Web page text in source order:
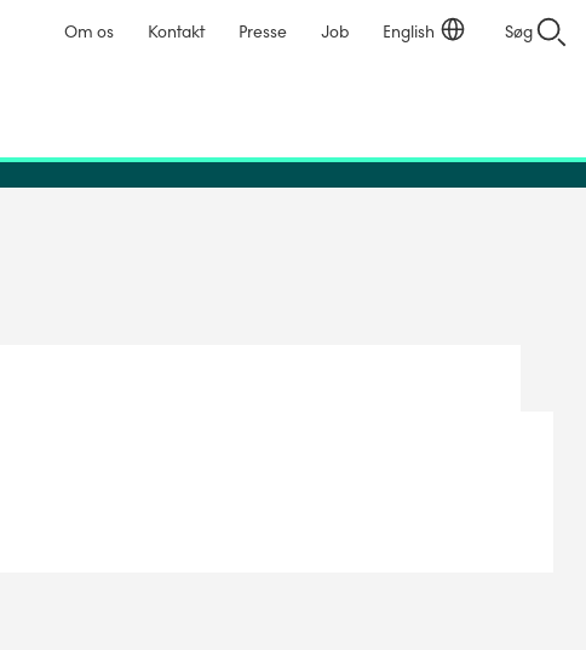
Om os Kontakt Presse Job English Søg